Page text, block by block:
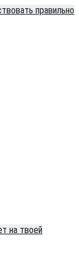
правильно
на твоей